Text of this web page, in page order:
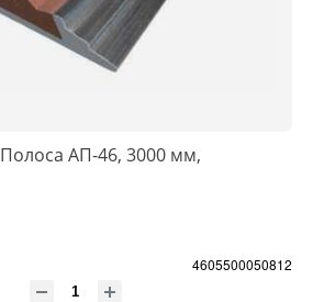
АП-46, 3000 мм,
4605500050812